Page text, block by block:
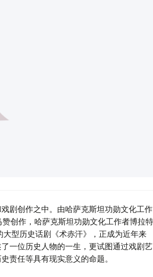
剧创作之中。由哈萨克斯坦功勋文化工作
创作，哈萨克斯坦功勋文化工作者博拉特
型历史话剧《术赤汗》，正成为近年来